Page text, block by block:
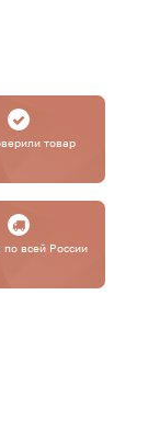
товар
по всей России